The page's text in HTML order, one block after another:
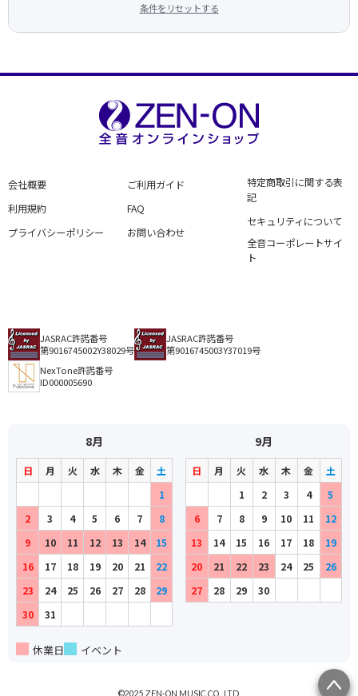
条件をリセットする
会社概要
利用規約
プライバシーポリシー
ご利用ガイド
FAQ
お問い合わせ
特定商取引に関する表
記
セキュリティについて
全音コーポレートサイ
ト
JASRAC許諾番号
第9016745002Y38029号
JASRAC許諾番号
第9016745003Y37019号
NexTone許諾番号
ID000005690
8月
日 月 火 水 木 金
土
1
2
3 4 5 6 7
8
9
10 11 12 13 14
15
16
17 18 19 20 21
22
23
24 25 26 27 28
29
30
31
9月
日 月 火 水 木 金
土
1
2 3 4
5
6
7 8 9 10 11
12
13
14 15 16 17 18
19
20
21 22 23 24 25
26
27
28 29 30
休業日 イベント
©2025 ZEN-ON MUSIC CO., LTD.